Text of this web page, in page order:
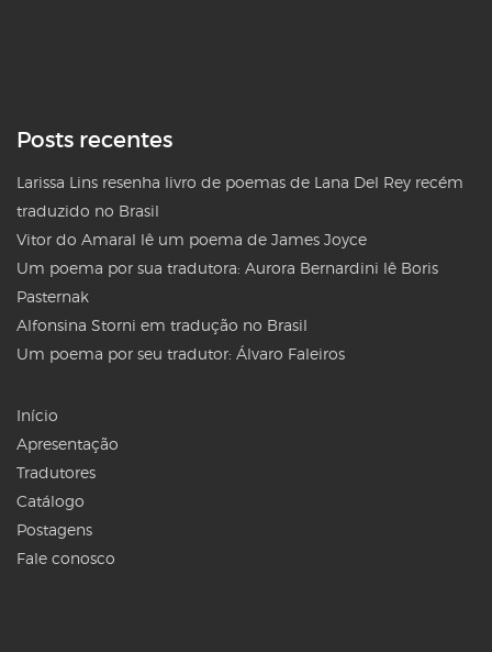
Posts recentes
Larissa Lins resenha livro de poemas de Lana Del Rey recém
traduzido no Brasil
Vitor do Amaral lê um poema de James Joyce
Um poema por sua tradutora: Aurora Bernardini lê Boris
Pasternak
Alfonsina Storni em tradução no Brasil
Um poema por seu tradutor: Álvaro Faleiros
Início
Apresentação
Tradutores
Catálogo
Postagens
Fale conosco